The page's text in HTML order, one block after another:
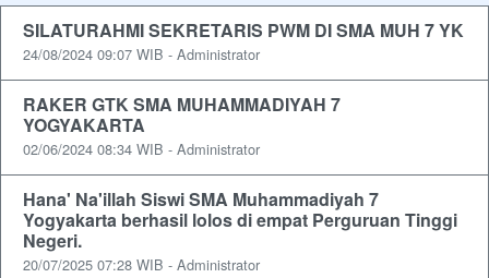
SILATURAHMI SEKRETARIS PWM DI SMA MUH 7 YK
24/08/2024 09:07 WIB - Administrator
RAKER GTK SMA MUHAMMADIYAH 7
YOGYAKARTA
02/06/2024 08:34 WIB - Administrator
Hana' Na'illah Siswi SMA Muhammadiyah 7
Yogyakarta berhasil lolos di empat Perguruan Tinggi
Negeri.
20/07/2025 07:28 WIB - Administrator